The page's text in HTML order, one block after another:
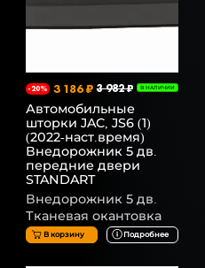
-20% 3 186 ₽ 3 982 ₽ В НАЛИЧИИ
Автомобильные
шторки JAC, JS6 (1)
(2022-наст.время)
Внедорожник 5 дв.
передние двери
STANDART
Внедорожник 5 дв.
Тканевая окантовка
В корзину Подробнее